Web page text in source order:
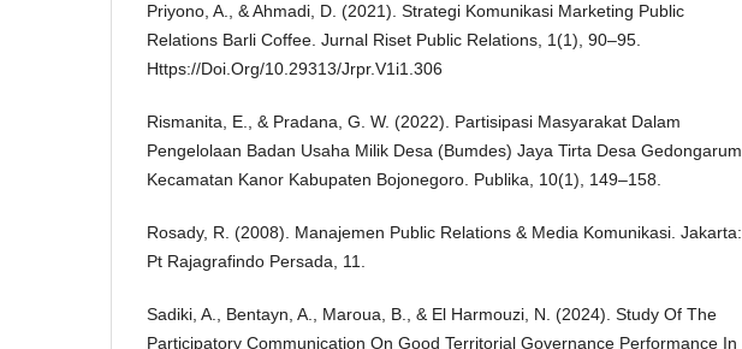
Priyono, A., & Ahmadi, D. (2021). Strategi Komunikasi Marketing Public
Relations Barli Coffee. Jurnal Riset Public Relations, 1(1), 90–95.
Https://Doi.Org/10.29313/Jrpr.V1i1.306
Rismanita, E., & Pradana, G. W. (2022). Partisipasi Masyarakat Dalam
Pengelolaan Badan Usaha Milik Desa (Bumdes) Jaya Tirta Desa Gedongarum
Kecamatan Kanor Kabupaten Bojonegoro. Publika, 10(1), 149–158.
Rosady, R. (2008). Manajemen Public Relations & Media Komunikasi. Jakarta:
Pt Rajagrafindo Persada, 11.
Sadiki, A., Bentayn, A., Maroua, B., & El Harmouzi, N. (2024). Study Of The
Participatory Communication On Good Territorial Governance Performance In